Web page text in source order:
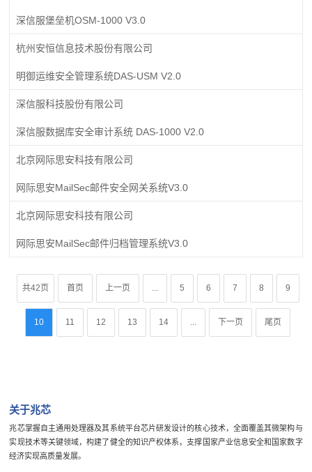
深信服堡垒机OSM-1000 V3.0
杭州安恒信息技术股份有限公司
明御运维安全管理系统DAS-USM V2.0
深信服科技股份有限公司
深信服数据库安全审计系统 DAS-1000 V2.0
北京网际思安科技有限公司
网际思安MailSec邮件安全网关系统V3.0
北京网际思安科技有限公司
网际思安MailSec邮件归档管理系统V3.0
共42页 首页 上一页 5 6 7 8 9
10 11 12 13 14 下一页 尾页
关于兆芯
兆芯掌握自主通用处理器及其系统平台芯片研发设计的核心技术，全面覆盖其微架构与
实现技术等关键领域，构建了健全的知识产权体系，支撑国家产业信息安全和国家数字
经济实现高质量发展。